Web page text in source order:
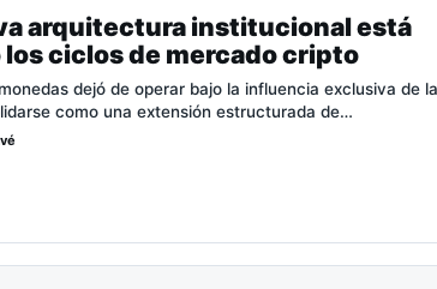
arquitectura institucional está
ciclos de mercado cripto
dejó de operar bajo la influencia exclusiva de
como una extensión estructurada de…